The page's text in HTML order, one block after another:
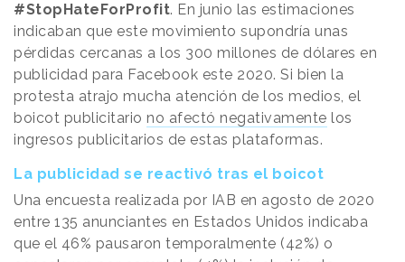
#StopHateForProfit. En junio las estimaciones
indicaban que este movimiento supondría unas
pérdidas cercanas a los 300 millones de dólares en
publicidad para Facebook este 2020. Si bien la
protesta atrajo mucha atención de los medios, el
boicot publicitario no afectó negativamente los
ingresos publicitarios de estas plataformas.
La publicidad se reactivó tras el boicot
Una encuesta realizada por IAB en agosto de 2020
entre 135 anunciantes en Estados Unidos indicaba
que el 46% pausaron temporalmente (42%) o